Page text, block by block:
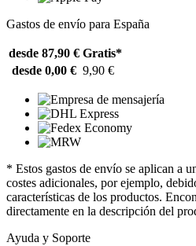
Gastos de envío para España
desde 87,90 € Gratis*
desde 0,00 € 9,90 €
* Estos gastos de envío se aplican a
costes adicionales, por ejemplo,
características de los productos.
directamente en la descripción del
Ayuda y Soporte